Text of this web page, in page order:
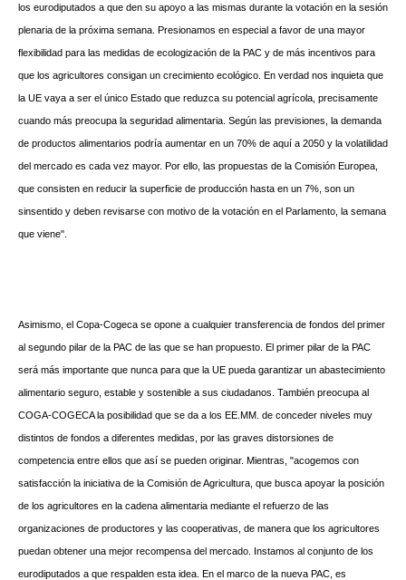
los eurodiputados a que den su apoyo a las mismas durante la votación en la sesión
plenaria de la próxima semana. Presionamos en especial a favor de una mayor
flexibilidad para las medidas de ecologización de la PAC y de más incentivos para
que los agricultores consigan un crecimiento ecológico. En verdad nos inquieta que
la UE vaya a ser el único Estado que reduzca su potencial agrícola, precisamente
cuando más preocupa la seguridad alimentaria. Según las previsiones, la demanda
de productos alimentarios podría aumentar en un 70% de aquí a 2050 y la volatilidad
del mercado es cada vez mayor. Por ello, las propuestas de la Comisión Europea,
que consisten en reducir la superficie de producción hasta en un 7%, son un
sinsentido y deben revisarse con motivo de la votación en el Parlamento, la semana
que viene".
Asimismo, el Copa-Cogeca se opone a cualquier transferencia de fondos del primer
al segundo pilar de la PAC de las que se han propuesto. El primer pilar de la PAC
será más importante que nunca para que la UE pueda garantizar un abastecimiento
alimentario seguro, estable y sostenible a sus ciudadanos. También preocupa al
COGA-COGECA la posibilidad que se da a los EE.MM. de conceder niveles muy
distintos de fondos a diferentes medidas, por las graves distorsiones de
competencia entre ellos que así se pueden originar. Mientras, "acogemos con
satisfacción la iniciativa de la Comisión de Agricultura, que busca apoyar la posición
de los agricultores en la cadena alimentaria mediante el refuerzo de las
organizaciones de productores y las cooperativas, de manera que los agricultores
puedan obtener una mejor recompensa del mercado. Instamos al conjunto de los
eurodiputados a que respalden esta idea. En el marco de la nueva PAC, es